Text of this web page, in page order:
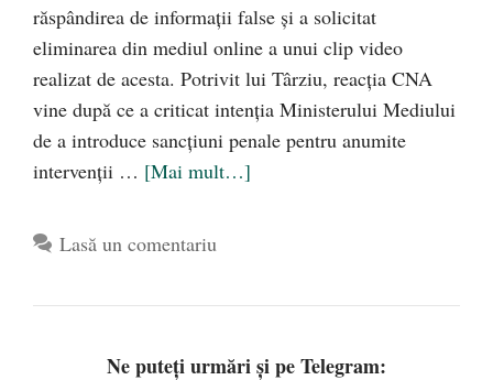
răspândirea de informații false și a solicitat
eliminarea din mediul online a unui clip video
realizat de acesta. Potrivit lui Târziu, reacția CNA
vine după ce a criticat intenția Ministerului Mediului
de a introduce sancțiuni penale pentru anumite
intervenții … [Mai mult…]
Lasă un comentariu
Ne puteți urmări și pe Telegram: